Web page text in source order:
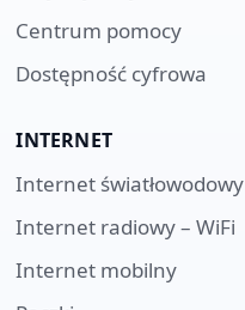
Centrum pomocy
Dostępność cyfrowa
INTERNET
Internet światłowodowy
Internet radiowy – WiFi
Internet mobilny